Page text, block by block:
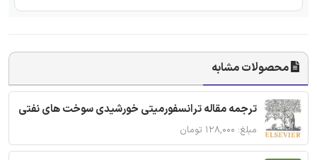
محصولات مشابه
ترجمه مقاله ترانسفورمیتی خورشیدی سوخت های نفتی
مبلغ: ۱۲۸,۰۰۰ تومان